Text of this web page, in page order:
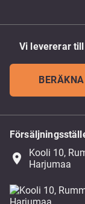
Vi levererar
place
Kooli 10,
Harjumaa